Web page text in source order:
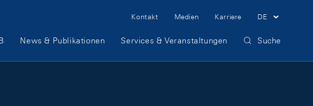
Meta Navigation
Kontakt Medien Karriere DE
News & Publikationen Services & Veranstaltungen Suche